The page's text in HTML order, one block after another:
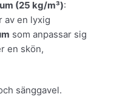
(25 kg/m³):
av en lyxig
som anpassar sig
en skön,
sänggavel.